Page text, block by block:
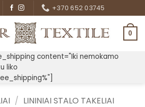
+370 652 03745
0
content="Iki nemokamo
liko
/ LININIAI STALO TAKELIAI